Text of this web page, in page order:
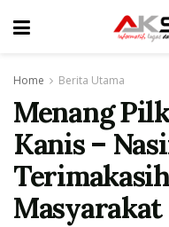
Home Berita Utama
Menang
Kanis –
Masyarakat